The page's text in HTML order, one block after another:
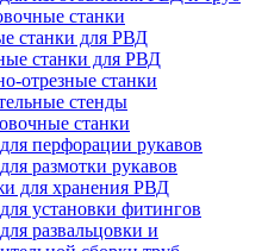
станки
станки для РВД
станки для РВД
отрезные станки
стенды
станки
перфорации рукавов
размотки рукавов
для хранения РВД
установки фитингов
развальцовки и